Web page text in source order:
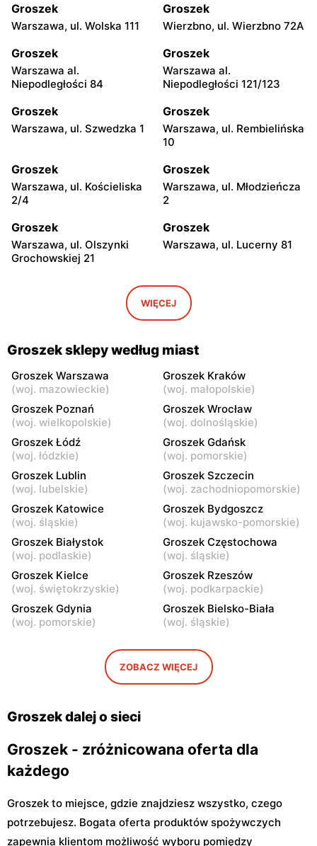
Groszek
Warszawa, ul. Wolska 111
Groszek
Wierzbno, ul. Wierzbno 72A
Groszek
Warszawa al.
Niepodległości 84
Groszek
Warszawa al.
Niepodległości 121/123
Groszek
Warszawa, ul. Szwedzka 1
Groszek
Warszawa, ul. Rembielińska
10
Groszek
Warszawa, ul. Kościeliska
2/4
Groszek
Warszawa, ul. Młodzieńcza
2
Groszek
Warszawa, ul. Olszynki
Grochowskiej 21
Groszek
Warszawa, ul. Lucerny 81
Warszawa, ul. Myśliborska
Groszek
Warszawa, ul. Grawerska 5
Groszek
Babice Nowe, ul.
Warszawska 278
Groszek
Wieruchowska 157
Warszawa al. Dzieci
Polskich 9
Warszawa, ul. Zasadowa 52
Groszek
Zamienie, ul. Waniliowa
1/80
Groszek
Pruszków, ul. Zdziarska 26
Groszek
Łomianki Dolne, ul. Wiślana
32E
Groszek
Łomianki, ul. Warszawska
280
Groszek
Warszawa, ul. Jana Pawła II
108
Groszek
Warszawa, ul. plac Wojska
Polskiego 114
Nowa Iwiczna, ul. Ignacego
Warszawa, ul. Rumiankowa
18
Kobyłka, ul. Nadarzyn 8
WIĘCEJ
Groszek sklepy według miast
Groszek Warszawa
(woj. mazowieckie)
Groszek Kraków
(woj. małopolskie)
Groszek Poznań
(woj. wielkopolskie)
Groszek Wrocław
(woj. dolnośląskie)
Groszek Łódź
(woj. łódzkie)
Groszek Gdańsk
(woj. pomorskie)
Groszek Lublin
(woj. lubelskie)
Groszek Szczecin
(woj. zachodniopomorskie)
Groszek Katowice
(woj. śląskie)
Groszek Bydgoszcz
(woj. kujawsko-pomorskie)
Groszek Białystok
(woj. podlaskie)
Groszek Częstochowa
(woj. śląskie)
Groszek Kielce
(woj. świętokrzyskie)
Groszek Rzeszów
(woj. podkarpackie)
Groszek Gdynia
(woj. pomorskie)
Groszek Bielsko-Biała
(woj. śląskie)
ZOBACZ WIĘCEJ
Groszek dalej o sieci
Groszek - zróżnicowana oferta dla
każdego
Groszek to miejsce, gdzie znajdziesz wszystko, czego
potrzebujesz. Bogata oferta produktów spożywczych
zapewnia klientom możliwość wyboru pomiędzy